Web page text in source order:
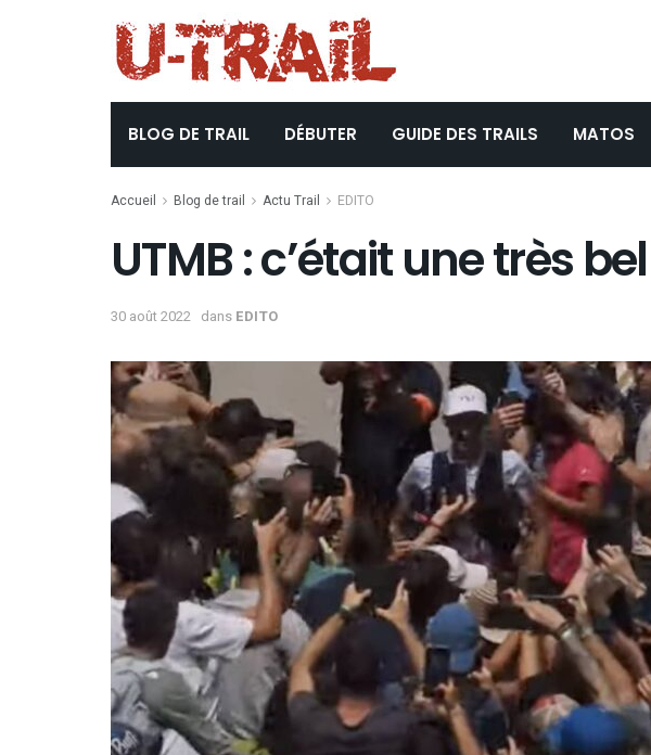
BLOG DE TRAIL DÉBUTER GUIDE DES TRAILS MATOS
Accueil Blog de trail Actu Trail EDITO
UTMB : c’était une très
30 août 2022 dans EDITO